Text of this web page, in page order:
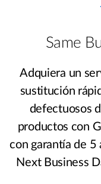
Same
Adquiera un
sustitución
defectuosos
productos con
con garantía de 5
Next Business